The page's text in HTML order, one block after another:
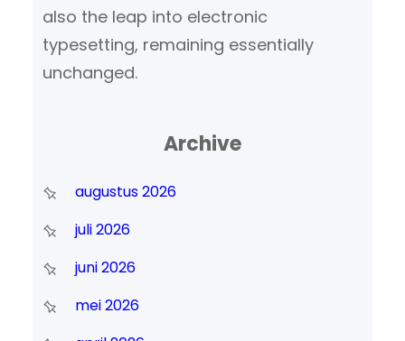
also the leap into electronic
typesetting, remaining essentially
unchanged.
Archive
augustus 2026
juli 2026
juni 2026
mei 2026